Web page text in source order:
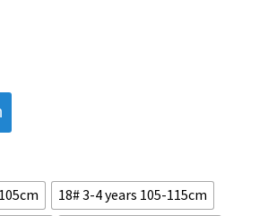
18# 3-4 years 105-115cm